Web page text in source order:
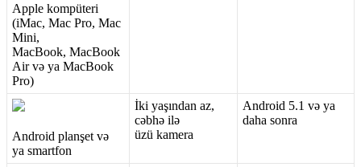
Apple kompüteri
(iMac, Mac Pro, Mac
Mini,
MacBook, MacBook
Air və ya MacBook
Pro)
Android planşet və
ya smartfon
İki yaşından az,
cəbhə ilə
üzü kamera
Android 5.1 və ya
daha sonra